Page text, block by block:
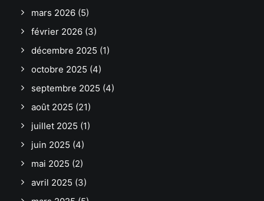
mars 2026 (5)
février 2026 (3)
décembre 2025 (1)
octobre 2025 (4)
septembre 2025 (4)
août 2025 (21)
juillet 2025 (1)
juin 2025 (4)
mai 2025 (2)
avril 2025 (3)